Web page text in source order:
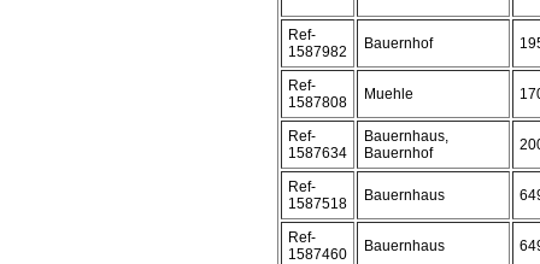
Ref-
1587982
Bauernhof
Ref-
1587808
Muehle
Ref-
1587634
Bauernhaus,
Bauernhof
Ref-
1587518
Bauernhaus
Ref-
1587460
Bauernhaus